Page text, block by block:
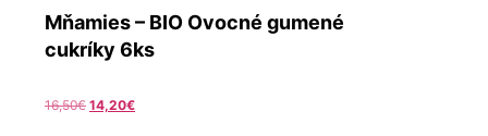
Mňamies – BIO Ovocné gumené
cukríky 6ks
16,50€ Pôvodná
14,20€